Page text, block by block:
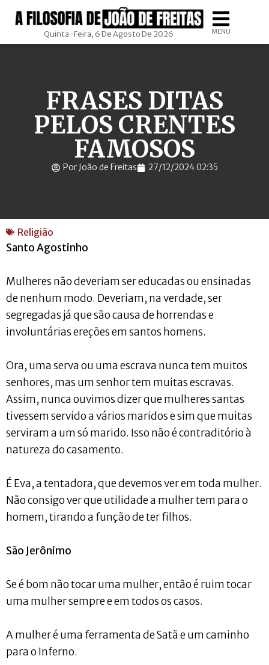
Quinta-Feira, 6 De Agosto De 2026 MENU
FRASES DITAS
PELOS CRENTES
FAMOSOS
Por João de Freitas 27/12/2024 02:35
Religião
Santo Agostinho
Mulheres não deveriam ser educadas ou ensinadas
de nenhum modo. Deveriam, na verdade, ser
segregadas já que são causa de horrendas e
involuntárias ereções em santos homens.
Ora, uma serva ou uma escrava nunca tem muitos
senhores, mas um senhor tem muitas escravas.
Assim, nunca ouvimos dizer que mulheres santas
tivessem servido a vários maridos e sim que muitas
serviram a um só marido. Isso não é contraditório à
natureza do casamento.
É Eva, a tentadora, que devemos ver em toda mulher.
Não consigo ver que utilidade a mulher tem para o
homem, tirando a função de ter filhos.
São Jerônimo
Se é bom não tocar uma mulher, então é ruim tocar
uma mulher sempre e em todos os casos.
A mulher é uma ferramenta de Satã e um caminho
para o Inferno.